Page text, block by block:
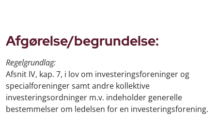
Afgørelse/begrundelse:
Regelgrundlag:
Afsnit IV, kap. 7, i lov om investeringsforeninger og
specialforeninger samt andre kollektive
investeringsordninger m.v. indeholder generelle
bestemmelser om ledelsen for en investeringsforening.